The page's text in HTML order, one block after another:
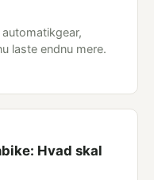
laste endnu mere.
Hvad skal